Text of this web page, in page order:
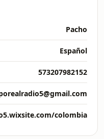
Pacho
Español
573207982152
colombia